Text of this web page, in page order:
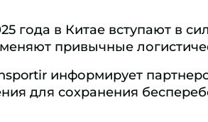
года в Китае вступают в
привычные
информирует
для сохранения